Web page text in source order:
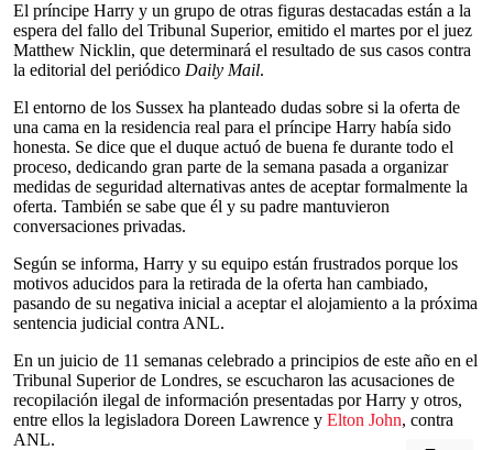
El príncipe Harry y un grupo de otras figuras destacadas están a la
espera del fallo del Tribunal Superior, emitido el martes por el juez
Matthew Nicklin, que determinará el resultado de sus casos contra
la editorial del periódico Daily Mail.
El entorno de los Sussex ha planteado dudas sobre si la oferta de
una cama en la residencia real para el príncipe Harry había sido
honesta. Se dice que el duque actuó de buena fe durante todo el
proceso, dedicando gran parte de la semana pasada a organizar
medidas de seguridad alternativas antes de aceptar formalmente la
oferta. También se sabe que él y su padre mantuvieron
conversaciones privadas.
Según se informa, Harry y su equipo están frustrados porque los
motivos aducidos para la retirada de la oferta han cambiado,
pasando de su negativa inicial a aceptar el alojamiento a la próxima
sentencia judicial contra ANL.
En un juicio de 11 semanas celebrado a principios de este año en el
Tribunal Superior de Londres, se escucharon las acusaciones de
recopilación ilegal de información presentadas por Harry y otros,
entre ellos la legisladora Doreen Lawrence y Elton John, contra
ANL.